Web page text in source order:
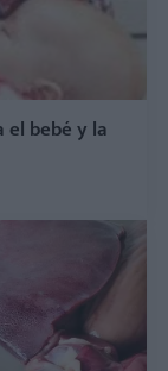
bebé y la